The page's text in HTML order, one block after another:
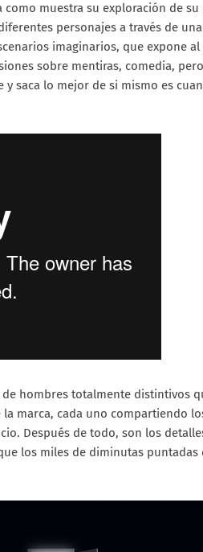
como muestra su exploración de
personajes a través de
imaginarios, que expone
sobre mentiras, comedia,
saca lo mejor de si mismo es
de hombres totalmente distintivos
marca, cada uno compartiendo
Después de todo, son los
los miles de diminutas